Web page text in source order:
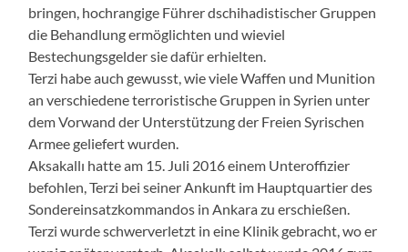
bringen, hochrangige Führer dschihadistischer Gruppen
die Behandlung ermöglichten und wieviel
Bestechungsgelder sie dafür erhielten.
Terzi habe auch gewusst, wie viele Waffen und Munition
an verschiedene terroristische Gruppen in Syrien unter
dem Vorwand der Unterstützung der Freien Syrischen
Armee geliefert wurden.
Aksakallı hatte am 15. Juli 2016 einem Unteroffizier
befohlen, Terzi bei seiner Ankunft im Hauptquartier des
Sondereinsatzkommandos in Ankara zu erschießen.
Terzi wurde schwerverletzt in eine Klinik gebracht, wo er